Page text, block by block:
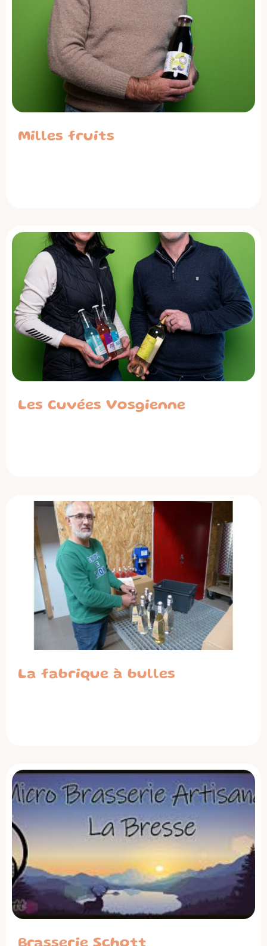
Milles fruits
Les Cuvées Vosgienne
La fabrique à bulles